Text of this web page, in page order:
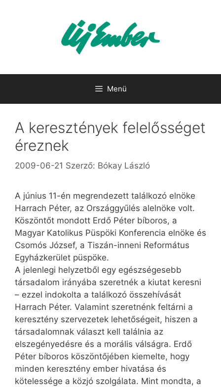
Menü
A keresztények felelősséget
éreznek
2009-06-21 Szerző: Bókay László
A június 11-én megrendezett találkozó elnöke
Harrach Péter, az Országgyűlés alelnöke volt.
Köszöntőt mondott Erdő Péter bíboros, a
Magyar Katolikus Püspöki Konferencia elnöke és
Csomós József, a Tiszán-inneni Református
Egyházkerület püspöke.
A jelenlegi helyzetből egy egészségesebb
társadalom irányába szeretnék a kiutat keresni
– ezzel indokolta a találkozó összehívását
Harrach Péter. Valamint szeretnénk feltárni a
keresztény szervezetek lehetőségeit, hiszen a
társadalomnak választ kell találnia az
elszegényedésre és a morális válságra. Erdő
Péter bíboros köszöntőjében kiemelte, hogy
minden keresztény ember hivatása és
kötelessége a közjó szolgálata. Mint mondta, a